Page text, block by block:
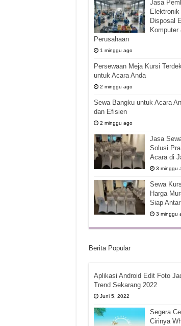
Jasa
Elektronik
Disposal
Perusahaan
1 minggu ago
Persewaan Meja Kursi
untuk Acara Anda
2 minggu ago
Sewa Bangku untuk Acara
dan Efisien
2 minggu ago
Jasa
Solusi
Acara di
3 minggu
Sewa
Harga
Siap
3 minggu
Berita Popular
Aplikasi Android Edit Foto
Trend Sekarang 2022
Juni 5, 2022
Segera
Cirinya